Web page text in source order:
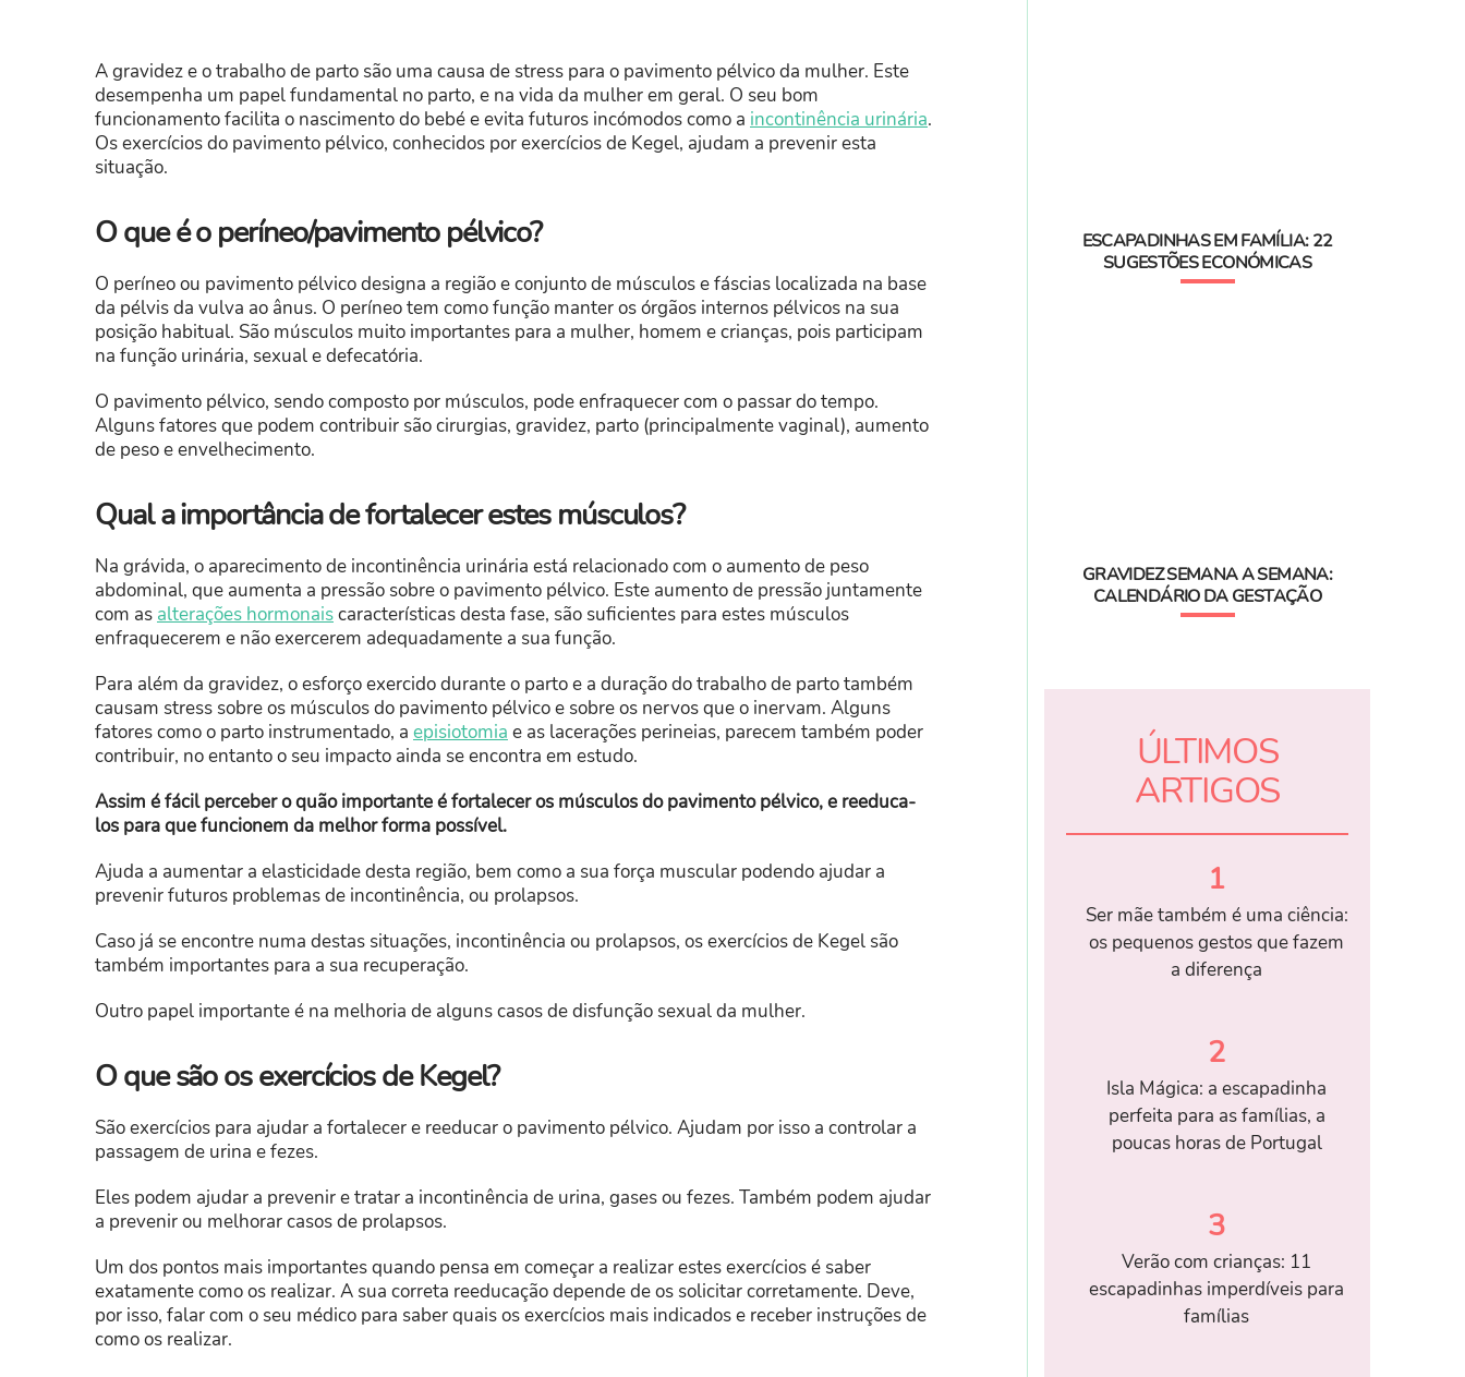
A gravidez e o trabalho de parto são uma causa de stress para o pavimento pélvico da mulher. Este
desempenha um papel fundamental no parto, e na vida da mulher em geral. O seu bom
funcionamento facilita o nascimento do bebé e evita futuros incómodos como a incontinência urinária.
Os exercícios do pavimento pélvico, conhecidos por exercícios de Kegel, ajudam a prevenir esta
situação.
O que é o períneo/pavimento pélvico?
O períneo ou pavimento pélvico designa a região e conjunto de músculos e fáscias localizada na base
da pélvis da vulva ao ânus. O períneo tem como função manter os órgãos internos pélvicos na sua
posição habitual. São músculos muito importantes para a mulher, homem e crianças, pois participam
na função urinária, sexual e defecatória.
O pavimento pélvico, sendo composto por músculos, pode enfraquecer com o passar do tempo.
Alguns fatores que podem contribuir são cirurgias, gravidez, parto (principalmente vaginal), aumento
de peso e envelhecimento.
Qual a importância de fortalecer estes músculos?
Na grávida, o aparecimento de incontinência urinária está relacionado com o aumento de peso
abdominal, que aumenta a pressão sobre o pavimento pélvico. Este aumento de pressão juntamente
com as alterações hormonaiscaracterísticas desta fase, são suficientes para estes músculos
enfraquecerem e não exercerem adequadamente a sua função.
Para além da gravidez, o esforço exercido durante o parto e a duração do trabalho de parto também
causam stress sobre os músculos do pavimento pélvico e sobre os nervos que o inervam. Alguns
fatores como o parto instrumentado, a episiotomia e as lacerações perineias, parecem também poder
contribuir, no entanto o seu impacto ainda se encontra em estudo.
Assim é fácil perceber o quão importante é fortalecer os músculos do pavimento pélvico, e reeduca-
los para que funcionem da melhor forma possível.
Ajuda a aumentar a elasticidade desta região, bem como a sua força muscular podendo ajudar a
prevenir futuros problemas de incontinência, ou prolapsos.
Caso já se encontre numa destas situações, incontinência ou prolapsos, os exercícios de Kegel são
também importantes para a sua recuperação.
Outro papel importante é na melhoria de alguns casos de disfunção sexual da mulher.
O que são os exercícios de Kegel?
São exercícios para ajudar a fortalecer e reeducar o pavimento pélvico. Ajudam por isso a controlar a
passagem de urina e fezes.
Eles podem ajudar a prevenir e tratar a incontinência de urina, gases ou fezes. Também podem ajudar
a prevenir ou melhorar casos de prolapsos.
Um dos pontos mais importantes quando pensa em começar a realizar estes exercícios é saber
exatamente como os realizar. A sua correta reeducação depende de os solicitar corretamente. Deve,
por isso, falar com o seu médico para saber quais os exercícios mais indicados e receber instruções de
como os realizar.
ESCAPADINHAS EM FAMÍLIA: 22
SUGESTÕES ECONÓMICAS
GRAVIDEZ SEMANA A SEMANA:
CALENDÁRIO DA GESTAÇÃO
ÚLTIMOS
ARTIGOS
1
Ser mãe também é uma ciência:
os pequenos gestos que fazem
a diferença
2
Isla Mágica: a escapadinha
perfeita para as famílias, a
poucas horas de Portugal
3
Verão com crianças: 11
escapadinhas imperdíveis para
famílias